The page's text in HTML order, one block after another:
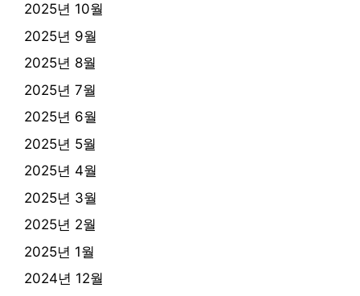
2025년 10월
2025년 9월
2025년 8월
2025년 7월
2025년 6월
2025년 5월
2025년 4월
2025년 3월
2025년 2월
2025년 1월
2024년 12월